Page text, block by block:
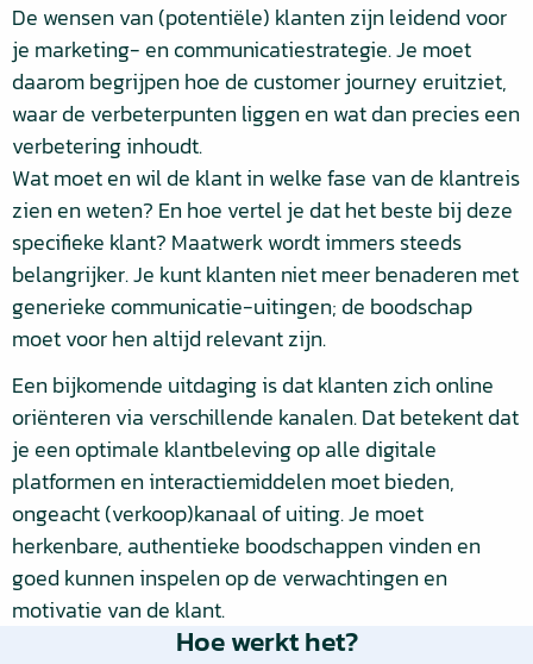
De wensen van (potentiële) klanten zijn leidend voor
je marketing- en communicatiestrategie. Je moet
daarom begrijpen hoe de customer journey eruitziet,
waar de verbeterpunten liggen en wat dan precies een
verbetering inhoudt.
Wat moet en wil de klant in welke fase van de klantreis
zien en weten? En hoe vertel je dat het beste bij deze
specifieke klant? Maatwerk wordt immers steeds
belangrijker. Je kunt klanten niet meer benaderen met
generieke communicatie-uitingen; de boodschap
moet voor hen altijd relevant zijn.
Een bijkomende uitdaging is dat klanten zich online
oriënteren via verschillende kanalen. Dat betekent dat
je een optimale klantbeleving op alle digitale
platformen en interactiemiddelen moet bieden,
ongeacht (verkoop)kanaal of uiting. Je moet
herkenbare, authentieke boodschappen vinden en
goed kunnen inspelen op de verwachtingen en
motivatie van de klant.
Hoe werkt het?